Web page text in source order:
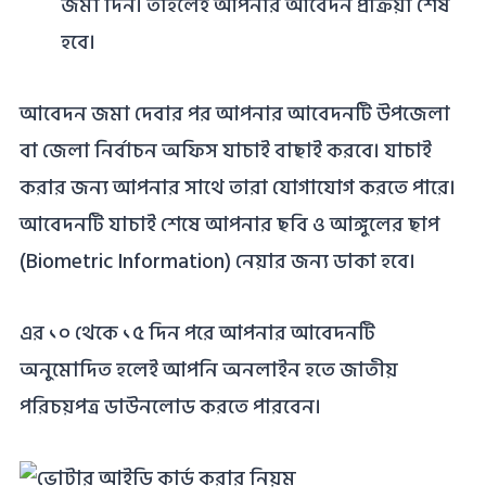
হবে।
আবেদন জমা দেবার পর আপনার আবেদনটি উপজেলা
বা জেলা নির্বাচন অফিস যাচাই বাছাই করবে। যাচাই
করার জন্য আপনার সাথে তারা যোগাযোগ করতে পারে।
আবেদনটি যাচাই শেষে আপনার ছবি ও আঙ্গুলের ছাপ
(Biometric Information) নেয়ার জন্য ডাকা হবে।
এর ১০ থেকে ১৫ দিন পরে আপনার আবেদনটি
অনুমোদিত হলেই আপনি অনলাইন হতে জাতীয়
পরিচয়পত্র ডাউনলোড করতে পারবেন।